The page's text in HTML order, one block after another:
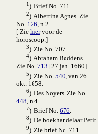
1) Brief No. 711.
2) Albertina Agnes. Zie
No. 126 , n.2.
[ Zie hiervoor de
horoscoop.]
3) Zie No. 707.
4) Abraham Boddens.
Zie No. 713 [27 jan. 1660].
5) Zie No. 540 , van 26
okt. 1658.
6) Des Noyers. Zie No.
448, n.4.
7) Brief No. 676
8) De boekhandelaar Petit.
9) Zie brief No. 711.